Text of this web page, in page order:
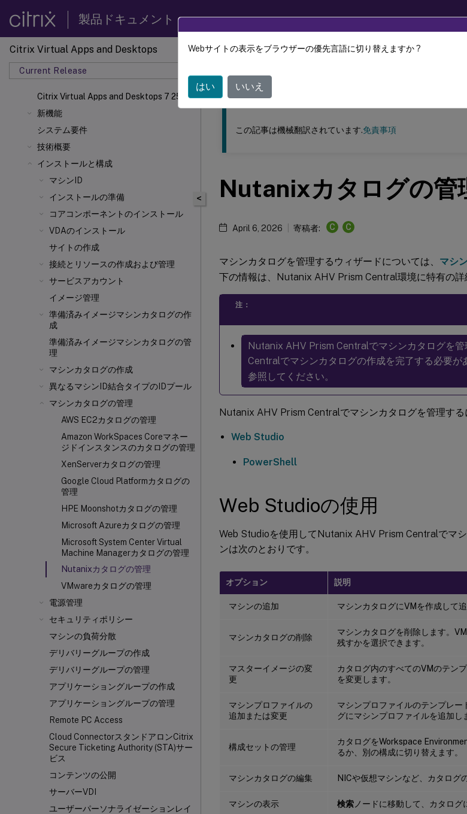
製品ドキュメント
Citrix Virtual Apps and Desktops
Current Release
Citrix Virtual Apps and Desktops 7 2511
新機能
システム要件
技術概要
インストールと構成
マシンID
インストールの準備
コアコンポーネントのインストール
VDAのインストール
サイトの作成
接続とリソースの作成および管理
サービスアカウント
イメージ管理
準備済みイメージマシンカタログの作
成
準備済みイメージマシンカタログの管
理
マシンカタログの作成
異なるマシンID結合タイプのIDプール
マシンカタログの管理
AWS EC2カタログの管理
Amazon WorkSpaces Coreマネー
ジドインスタンスのカタログの管理
XenServerカタログの管理
Google Cloud Platformカタログの
管理
HPE Moonshotカタログの管理
Microsoft Azureカタログの管理
Microsoft System Center Virtual
Machine Managerカタログの管理
Nutanixカタログの管理
VMwareカタログの管理
電源管理
セキュリティポリシー
マシンの負荷分散
デリバリーグループの作成
デリバリーグループの管理
アプリケーショングループの作成
アプリケーショングループの管理
Remote PC Access
Cloud ConnectorスタンドアロンCitrix
Secure Ticketing Authority (STA)サー
ビス
コンテンツの公開
サーバーVDI
ユーザーパーソナライゼーションレイ
このコンテンツは動的に機械翻訳されています。
Citrix Virtual Apps and Desktops
<
この記事は機械翻訳されています.免責事項
Nutanixカタログの管
April 6, 2026 寄稿者: C C
マシンカタログを管理するウィザードについては、 マシ
下の情報は、Nutanix AHV Prism Central環境に特有の詳
注：
Nutanix AHV Prism Centralでマシンカタログを
Centralでマシンカタログの作成を完了する必要が
参照してください。
Nutanix AHV Prism Centralでマシンカタログを管理する
Web Studio
PowerShell
Web Studioの使用
Web Studioを使用してNutanix AHV Prism Centralでマ
ンは次のとおりです。
オプション 説明
マシンの追加 マシンカタログにVMを作成して追
マシンカタログの削除
マシンカタログを削除します。
残すかを選択できます。
マスターイメージの変
更
カタログ内のすべてのVMのテン
を変更します。
マシンプロファイルの
追加または変更
マシンプロファイルのテンプレ
グにマシンプロファイルを追加し
構成セットの管理
カタログをWorkspace
るか、別の構成に切り替えます。
マシンカタログの編集 NICや仮想マシンなど、カタログ
マシンの表示 検索 ノードに移動して、カタログ
Webサイトの表示をブラウザーの優先言語に切り替えますか ?
はい いいえ